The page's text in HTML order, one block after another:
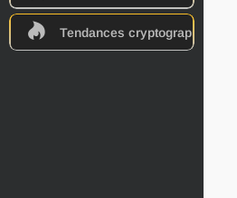
Tendances cryptographiques